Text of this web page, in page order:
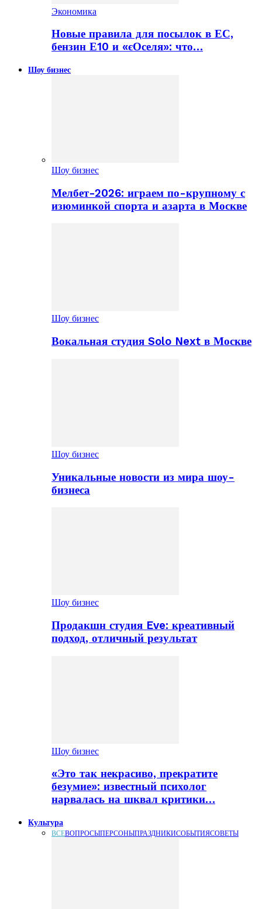
Экономика
Новые правила для посылок в ЕС,
бензин Е10 и «єОселя»: что…
Шоу бизнес
Шоу бизнес
Мелбет-2026: играем по-крупному с
изюминкой спорта и азарта в Москве
Шоу бизнес
Вокальная студия Solo Next в Москве
Шоу бизнес
Уникальные новости из мира шоу-
бизнеса
Шоу бизнес
Продакшн студия Eve: креативный
подход, отличный результат
Шоу бизнес
«Это так некрасиво, прекратите
безумие»: известный психолог
нарвалась на шквал критики…
Культура
ВСЕВОПРОСЫПЕРСОНЫПРАЗДНИКИСОБЫТИЯСОВЕТЫ